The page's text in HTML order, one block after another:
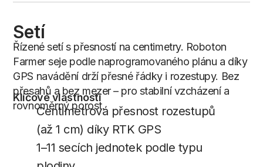
Setí
Řízené setí s přesností na centimetry. Roboton
Farmer seje podle naprogramovaného plánu a díky
GPS navádění drží přesné řádky i rozestupy. Bez
přesahů a bez mezer – pro stabilní vzcházení a
rovnoměrný porost.
Klíčové vlastnosti
Centimetrová přesnost rozestupů
(až 1 cm) díky RTK GPS
1–11 secích jednotek podle typu